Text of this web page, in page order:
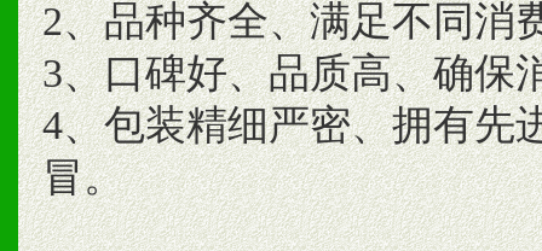
2、品种齐全、满足不同消
3、口碑好、品质高、确保
4、包装精细严密、拥有先
冒。